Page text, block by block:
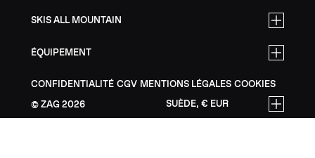
SKIS ALL MOUNTAIN
ÉQUIPEMENT
CONFIDENTIALITÉ CGV MENTIONS LÉGALES COOKIES
ZAG 2026 SUÈDE, € EUR